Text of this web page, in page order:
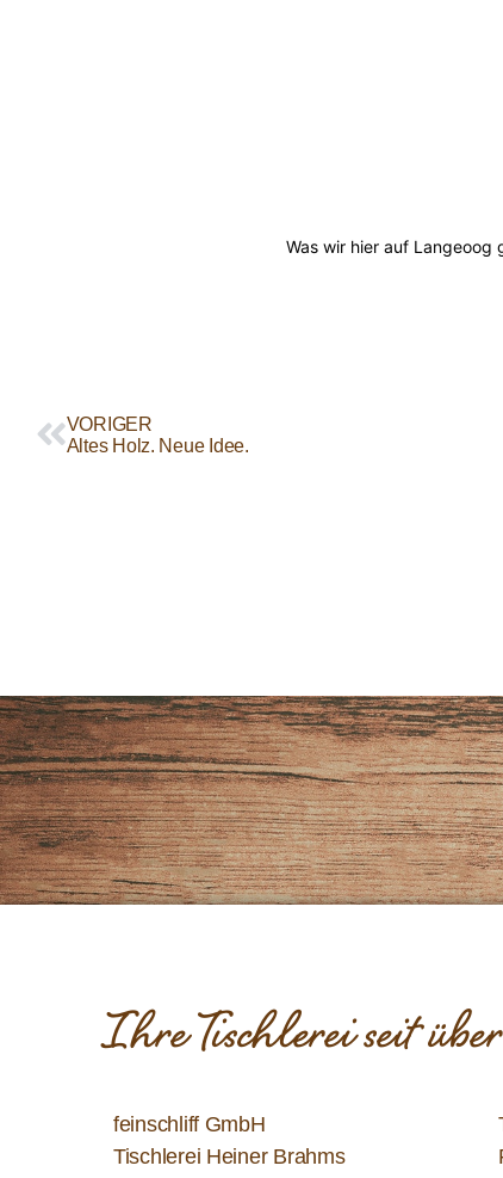
Was wir hier auf
VORIGER
Altes Holz. Neue Idee.
Ihre Tischlerei seit
feinschliff GmbH
Tischlerei Heiner Brahms